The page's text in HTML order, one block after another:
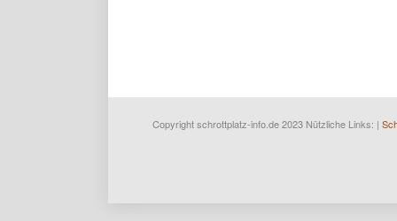
Copyright schrottplatz-info.de 2023 Nützliche Links: |